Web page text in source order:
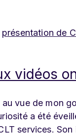
présentation de
vidéos
au vue de mon
a été
services.